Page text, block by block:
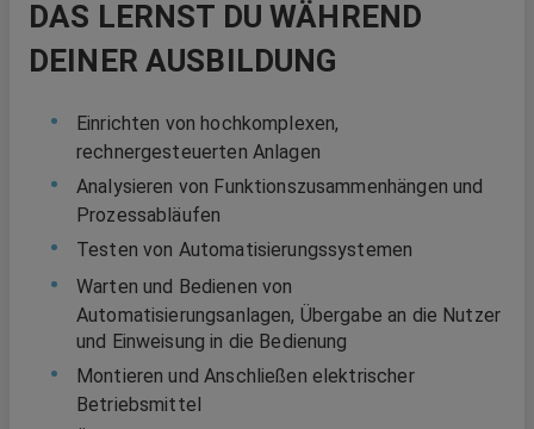
DAS LERNST DU WÄHREND
DEINER AUSBILDUNG
Einrichten von hochkomplexen,
rechnergesteuerten Anlagen
Analysieren von Funktionszusammenhängen und
Prozessabläufen
Testen von Automatisierungssystemen
Warten und Bedienen von
Automatisierungsanlagen, Übergabe an die Nutzer
und Einweisung in die Bedienung
Montieren und Anschließen elektrischer
Betriebsmittel